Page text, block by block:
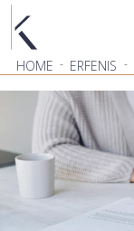
HOME - ERFENIS -